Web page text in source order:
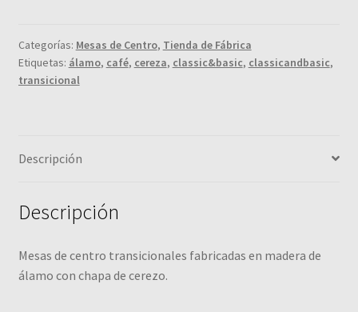
Categorías: Mesas de Centro, Tienda de Fábrica
Etiquetas: álamo, café, cereza, classic&basic, classicandbasic,
transicional
Descripción
Descripción
Mesas de centro transicionales fabricadas en madera de
álamo con chapa de cerezo.